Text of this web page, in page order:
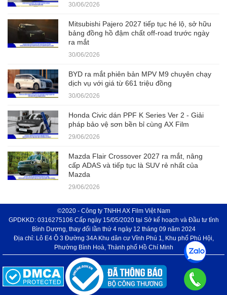
30/06/2026
Mitsubishi Pajero 2027 tiếp tục hé lộ, sở hữu
bảng đồng hồ đậm chất off-road trước ngày
ra mắt
30/06/2026
BYD ra mắt phiên bản MPV M9 chuyên chạy
dịch vụ với giá từ 661 triệu đồng
30/06/2026
Honda Civic dán PPF K Series Ver 2 - Giải
pháp bảo vệ sơn bền bỉ cùng AX Film
29/06/2026
Mazda Flair Crossover 2027 ra mắt, nâng
cấp ADAS và tiếp tục là SUV rẻ nhất của
Mazda
29/06/2026
©2020 - Công ty TNHH AX Film Việt Nam
GPDKKD: 0316275106 Cấp ngày 15/05/2020 tại Sở kế hoạch và Đầu tư tỉnh
Bình Dương, thay đổi lần thứ 4 ngày 12 tháng 09 năm 2024
Địa chỉ: Lô E4 Ô 3 Đường 34A Khu dân cư Vĩnh Phú 1, Khu phố Phú Hội,
Phường Bình Hoà, Thành phố Hồ Chí Minh